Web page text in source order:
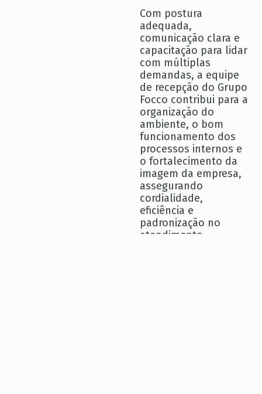
Com postura
adequada,
comunicação clara e
capacitação para lidar
com múltiplas
demandas, a equipe
de recepção do Grupo
Focco contribui para a
organização do
ambiente, o bom
funcionamento dos
processos internos e
o fortalecimento da
imagem da empresa,
assegurando
cordialidade,
eficiência e
padronização no
atendimento.